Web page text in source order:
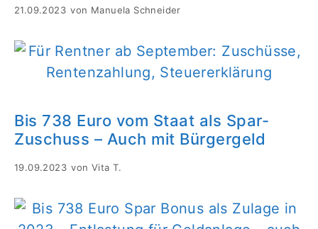
21.09.2023 von Manuela Schneider
Bis 738 Euro vom Staat als Spar-
Zuschuss – Auch mit Bürgergeld
19.09.2023 vonVita T.